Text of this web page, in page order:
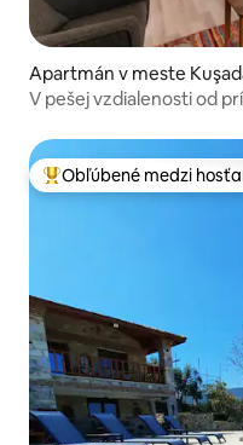
Apartmán v meste
V pešej vzdialenosti od
Najobľúbenejšie medzi
Obľúbené medzi